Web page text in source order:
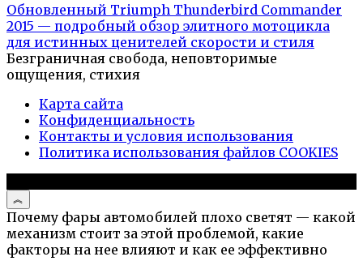
Обновленный Triumph Thunderbird Commander
2015 — подробный обзор элитного мотоцикла
для истинных ценителей скорости и стиля
Безграничная свобода, неповторимые
ощущения, стихия
Карта сайта
Конфиденциальность
Контакты и условия использования
Политика использования файлов COOKIES
Почему фары автомобилей плохо светят — какой
механизм стоит за этой проблемой, какие
факторы на нее влияют и как ее эффективно